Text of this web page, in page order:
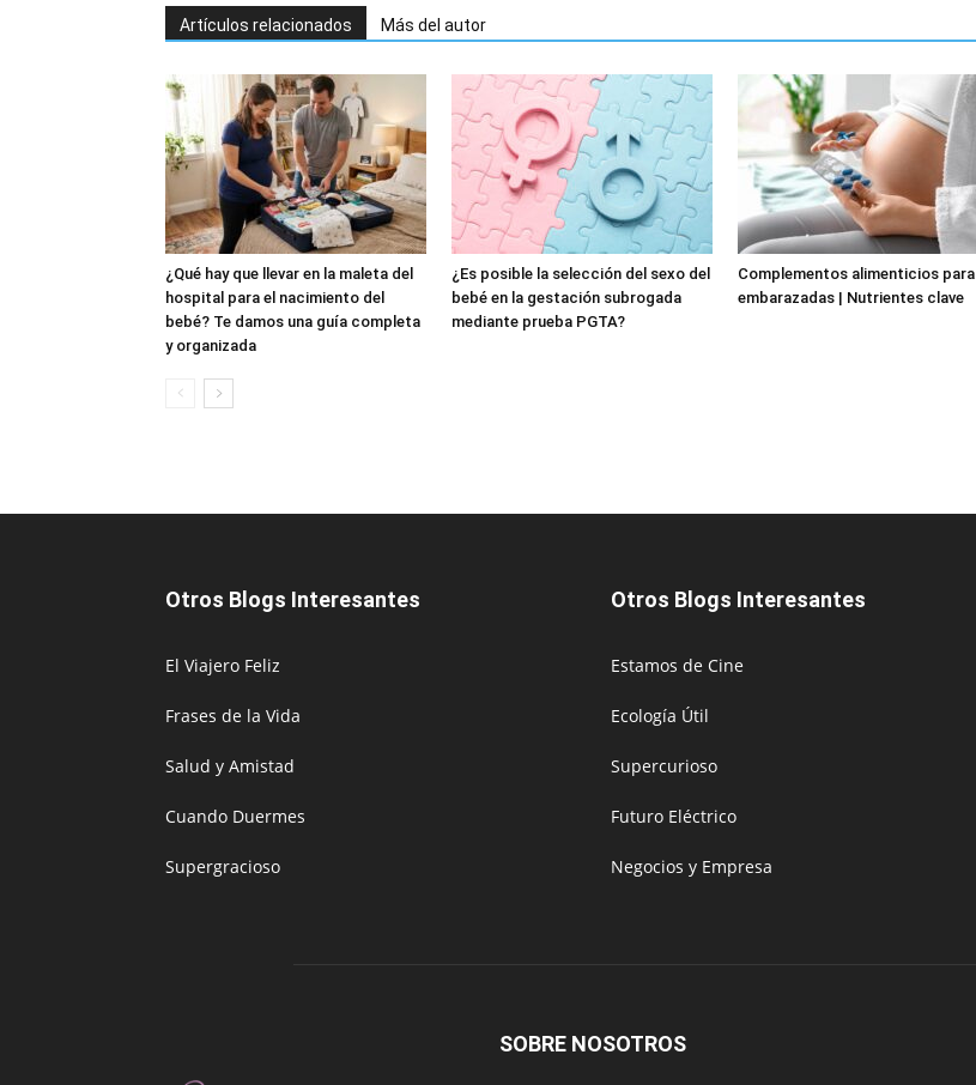
Artículos relacionados Más del autor
¿Qué hay que llevar en la maleta del
hospital para el nacimiento del
bebé? Te damos una guía completa
y organizada
¿Es posible la selección del sexo del
bebé en la gestación subrogada
mediante prueba PGTA?
Complementos alimenticios para
embarazadas | Nutrientes clave
Otros Blogs Interesantes
El Viajero Feliz
Frases de la Vida
Salud y Amistad
Cuando Duermes
Supergracioso
Otros Blogs Interesantes
Estamos de Cine
Ecología Útil
Supercurioso
Futuro Eléctrico
Negocios y Empresa
SOBRE NOSOTROS